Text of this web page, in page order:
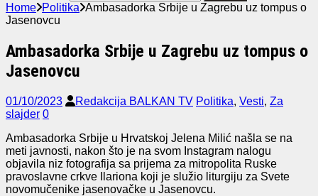
Home Politika Ambasadorka Srbije u Zagrebu uz tompus o
Jasenovcu
Ambasadorka Srbije u Zagrebu uz tompus o
Jasenovcu
01/10/2023 Redakcija BALKAN TV Politika, Vesti, Za
slajder 0
Ambasadorka Srbije u Hrvatskoj Jelena Milić našla se na
meti javnosti, nakon što je na svom Instagram nalogu
objavila niz fotografija sa prijema za mitropolita Ruske
pravoslavne crkve Ilariona koji je služio liturgiju za Svete
novomučenike jasenovačke u Jasenovcu.